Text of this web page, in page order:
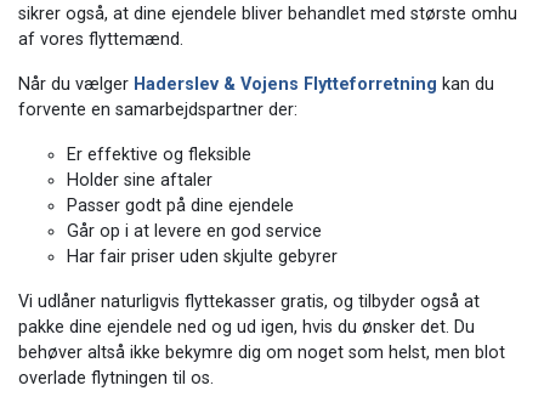
sikrer også, at dine ejendele bliver behandlet med største omhu
af vores flyttemænd.
Når du vælger Haderslev & Vojens Flytteforretning kan du
forvente en samarbejdspartner der:
Er effektive og fleksible
Holder sine aftaler
Passer godt på dine ejendele
Går op i at levere en god service
Har fair priser uden skjulte gebyrer
Vi udlåner naturligvis flyttekasser gratis, og tilbyder også at
pakke dine ejendele ned og ud igen, hvis du ønsker det. Du
behøver altså ikke bekymre dig om noget som helst, men blot
overlade flytningen til os.